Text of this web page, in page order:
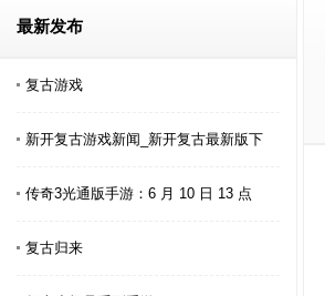
最新发布
复古游戏
新开复古游戏新闻_新开复古最新版下
传奇3光通版手游：6 月 10 日 13 点
复古归来